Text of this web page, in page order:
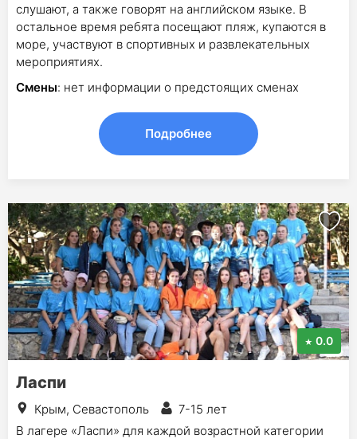
слушают, а также говорят на английском языке. В
остальное время ребята посещают пляж, купаются в
море, участвуют в спортивных и развлекательных
мероприятиях.
Смены: нет информации о предстоящих сменах
Подробнее
0.0
Ласпи
Крым, Севастополь
7-15 лет
В лагере «Ласпи» для каждой возрастной категории